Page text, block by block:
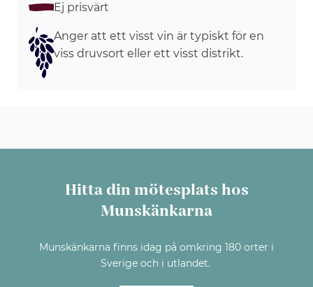
Ej prisvärt
Anger att ett visst vin är typiskt för en
viss druvsort eller ett visst distrikt.
Hitta din mötesplats hos
Munskänkarna
Munskänkarna finns idag på omkring 180 orter i
Sverige och i utlandet.